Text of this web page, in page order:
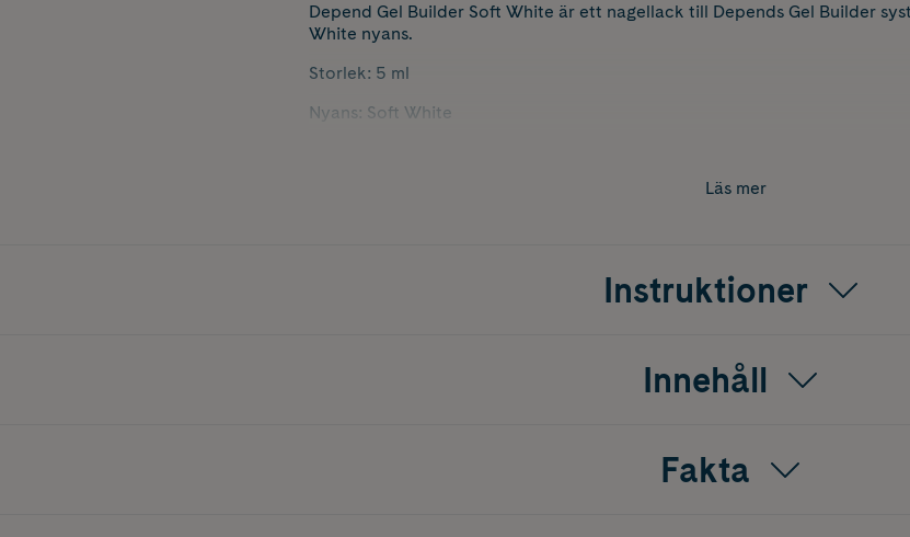
Depend Gel Builder Soft White är ett nagellack till Depends Gel Builder
White nyans.
Storlek: 5 ml
Nyans: Soft White
Läs mer
Instruktioner
Innehåll
Fakta